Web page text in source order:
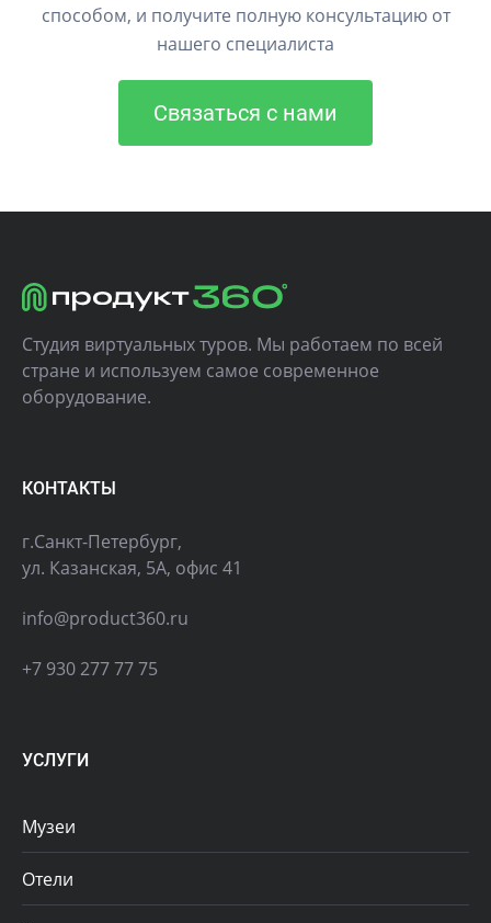
способом, и получите полную консультацию от
нашего специалиста
Связаться с нами
Студия виртуальных туров. Мы работаем по всей
стране и используем самое современное
оборудование.
КОНТАКТЫ
г.Санкт-Петербург,
ул. Казанская, 5А, офис 41
info@product360.ru
+7 930 277 77 75
УСЛУГИ
Музеи
Отели